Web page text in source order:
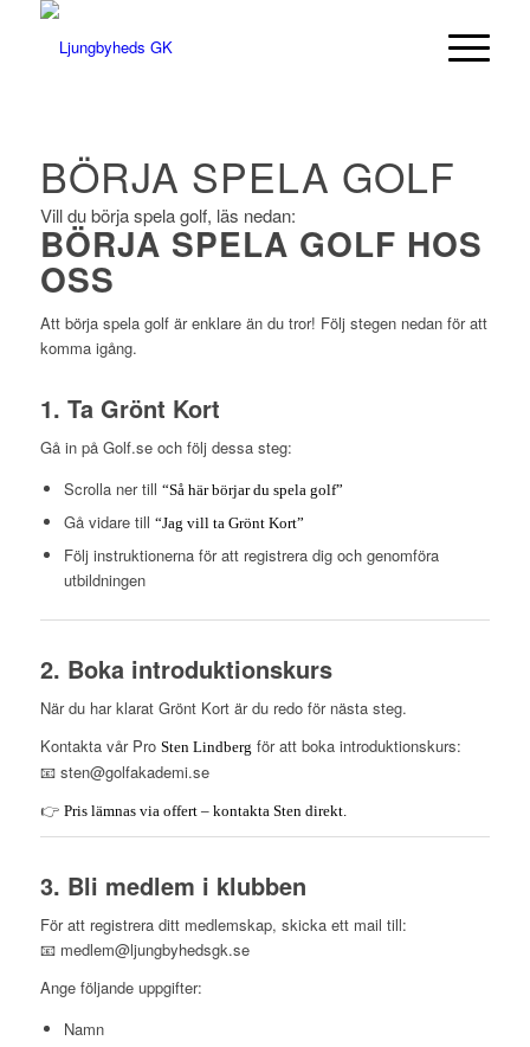
BÖRJA SPELA GOLF
Vill du börja spela golf, läs nedan:
BÖRJA SPELA GOLF HOS
OSS
Att börja spela golf är enklare än du tror! Följ stegen nedan för att
komma igång.
1. Ta Grönt Kort
Gå in på Golf.seoch följ dessa steg:
Scrolla ner till “Så här börjar du spela golf”
Gå vidare till “Jag vill ta Grönt Kort”
Följ instruktionerna för att registrera dig och genomföra
utbildningen
2. Boka introduktionskurs
När du har klarat Grönt Kort är du redo för nästa steg.
Kontakta vår Pro Sten Lindberg för att boka introduktionskurs:
📧 sten@golfakademi.se
👉 Pris lämnas via offert – kontakta Sten direkt.
3. Bli medlem i klubben
För att registrera ditt medlemskap, skicka ett mail till:
📧 medlem@ljungbyhedsgk.se
Ange följande uppgifter:
Namn